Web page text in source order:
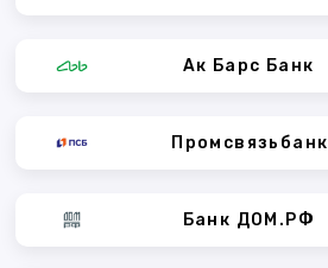
Ак Барс Банк
Промсвязьбанк
Банк ДОМ.РФ